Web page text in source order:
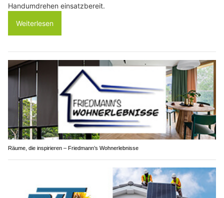
Handumdrehen einsatzbereit.
Weiterlesen
Räume, die inspirieren – Friedmann’s Wohnerlebnisse